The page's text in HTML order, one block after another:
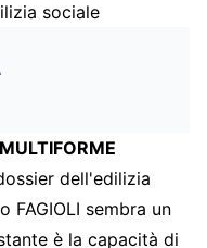
sociale
dell'edilizia
FAGIOLI sembra un
è la capacità di